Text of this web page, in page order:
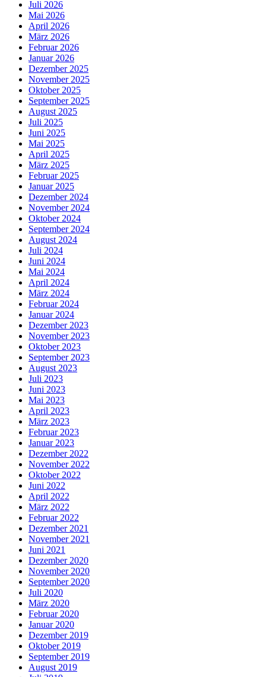
Juli 2026
Mai 2026
April 2026
März 2026
Februar 2026
Januar 2026
Dezember 2025
November 2025
Oktober 2025
September 2025
August 2025
Juli 2025
Juni 2025
Mai 2025
April 2025
März 2025
Februar 2025
Januar 2025
Dezember 2024
November 2024
Oktober 2024
September 2024
August 2024
Juli 2024
Juni 2024
Mai 2024
April 2024
März 2024
Februar 2024
Januar 2024
Dezember 2023
November 2023
Oktober 2023
September 2023
August 2023
Juli 2023
Juni 2023
Mai 2023
April 2023
März 2023
Februar 2023
Januar 2023
Dezember 2022
November 2022
Oktober 2022
Juni 2022
April 2022
März 2022
Februar 2022
Dezember 2021
November 2021
Juni 2021
Dezember 2020
November 2020
September 2020
Juli 2020
März 2020
Februar 2020
Januar 2020
Dezember 2019
Oktober 2019
September 2019
August 2019